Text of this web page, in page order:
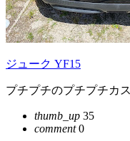
ジューク YF15
プチプチのプチプチカ
thumb_up 35
comment0